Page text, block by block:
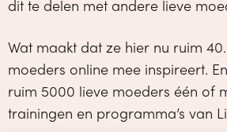
dit te delen met andere lieve
Wat maakt dat ze hier nu ruim
moeders online mee inspireert.
ruim 5000 lieve moeders één of
trainingen en programma’s van